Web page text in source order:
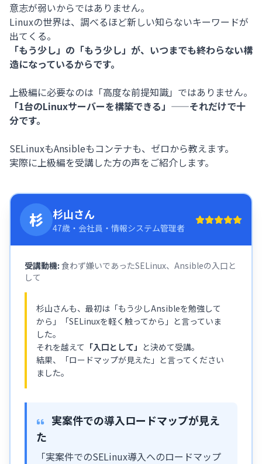
意志が弱いからではありません。
Linuxの世界は、調べるほど新しい知らないキーワードが
出てくる。
「もう少し」の「もう少し」が、いつまでも終わらない構
造になっているからです。
上級編に必要なのは「高度な前提知識」ではありません。
「1台のLinuxサーバーを構築できる」——それだけで十
分です。
SELinuxもAnsibleもコンテナも、ゼロから教えます。
実際に上級編を受講した方の声をご紹介します。
杉 杉山さん
47歳・会社員・情報システム管理者
受講動機: 食わず嫌いであったSELinux、Ansibleの入口と
して
杉山さんも、最初は「もう少しAnsibleを勉強して
から」「SELinuxを軽く触ってから」と言っていま
した。
それを越えて 「入口として」 と決めて受講。
結果、「ロードマップが見えた」と言ってください
ました。
実案件での導入ロードマップが見え
た
「実案件でのSELinux導入へのロードマップ